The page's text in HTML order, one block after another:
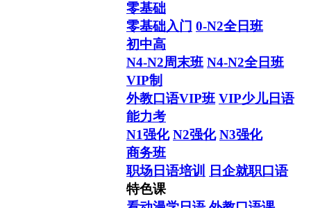
日本留学“困难户” 在新天
零基础
零基础入门 0-N2全日班
初中高
N4-N2周末班 N4-N2全日班
VIP制
外教口语VIP班 VIP少儿日语
能力考
N1强化 N2强化 N3强化
商务班
职场日语培训
日企就职口语
特色课